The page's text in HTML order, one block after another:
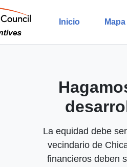
Inicio Mapa
La equidad debe
vecindario de
financieros deben